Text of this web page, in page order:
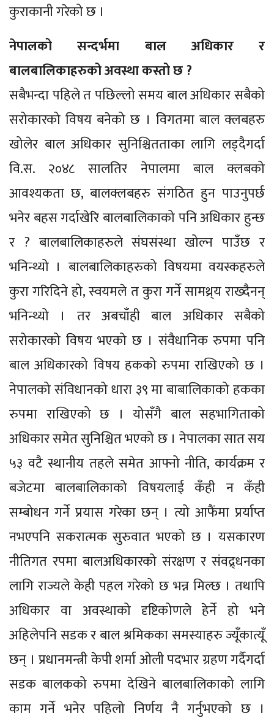
कुराकानी गरेको छ ।
नेपालको सन्दर्भमा बाल अधिकार र
बालबालिकाहरुको अवस्था कस्तो छ ?
सबैभन्दा पहिले त पछिल्लो समय बाल अधिकार सबैको
सरोकारको विषय बनेको छ । विगतमा बाल क्लबहरु
खोलेर बाल अधिकार सुनिश्चितताका लागि लड्दैगर्दा
वि.स. २०४८ सालतिर नेपालमा बाल क्लबको
आवश्यकता छ, बालक्लबहरु संगठित हुन पाउनुपर्छ
भनेर बहस गर्दाखेरि बालबालिकाको पनि अधिकार हुन्छ
र ? बालबालिकाहरुले संघसंस्था खोल्न पाउँछ र
भनिन्थ्यो । बालबालिकाहरुको विषयमा वयस्कहरुले
कुरा गरिदिने हो, स्वयमले त कुरा गर्ने सामथ्र्य राख्दैनन्
भनिन्थ्यो । तर अबचाँही बाल अधिकार सबैको
सरोकारको विषय भएको छ । संवैधानिक रुपमा पनि
बाल अधिकारको विषय हकको रुपमा राखिएको छ ।
नेपालको संविधानको धारा ३९ मा बाबालिकाको हकका
रुपमा राखिएको छ । योसँगै बाल सहभागिताको
अधिकार समेत सुनिश्चित भएको छ । नेपालका सात सय
५३ वटै स्थानीय तहले समेत आफ्नो नीति, कार्यक्रम र
बजेटमा बालबालिकाको विषयलाई कँही न कँही
सम्बोधन गर्ने प्रयास गरेका छन् । त्यो आफैंमा प्रर्याप्त
नभएपनि सकरात्मक सुरुवात भएको छ । यसकारण
नीतिगत रपमा बालअधिकारको संरक्षण र संवद्र्धनका
लागि राज्यले केही पहल गरेको छ भन्न मिल्छ । तथापि
अधिकार वा अवस्थाको दृष्टिकोणले हेर्ने हो भने
अहिलेपनि सडक र बाल श्रमिकका समस्याहरु ज्यूँकात्यूँ
छन् । प्रधानमन्त्री केपी शर्मा ओली पदभार ग्रहण गर्दैगर्दा
सडक बालकको रुपमा देखिने बालबालिकाको लागि
काम गर्ने भनेर पहिलो निर्णय नै गर्नुभएको छ ।